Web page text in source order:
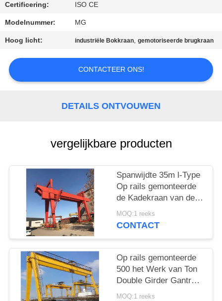
EEN
CITAAT
SITEMAP
Certificering: ISO CE
Modelnummer: MG
Hoog licht: industriële Bokkraan,gemotoriseerde brugkraan
CONTACTEER ONS!
DETAILS ONTVOUWEN
vergelijkbare producten
Spanwijdte 35m l-Type
Op rails gemonteerde
de Kadekraan van de
Brugkraan 50T
MOQ:1 reeks
CONTACT
Op rails gemonteerde
500 het Werk van Ton
Double Girder Gantry
Crane A8 Plicht
MOQ:1 reeks